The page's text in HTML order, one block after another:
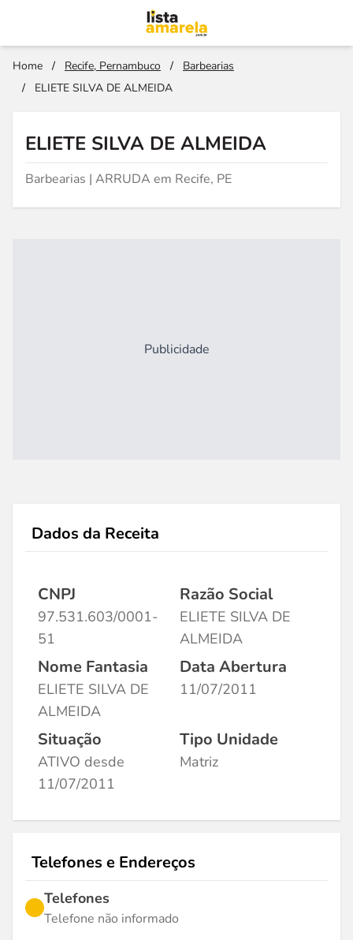
Home / Recife, Pernambuco /
Barbearias
/
ELIETE SILVA DE ALMEIDA
ELIETE SILVA DE ALMEIDA
Barbearias | ARRUDA em Recife, PE
Publicidade
Dados da Receita
CNPJ
97.531.603/0001-
51
Razão Social
ELIETE SILVA DE
ALMEIDA
Nome Fantasia
ELIETE SILVA DE
ALMEIDA
Data Abertura
11/07/2011
Situação
ATIVO desde
11/07/2011
Tipo Unidade
Matriz
Telefones e Endereços
Telefones
Telefone não informado